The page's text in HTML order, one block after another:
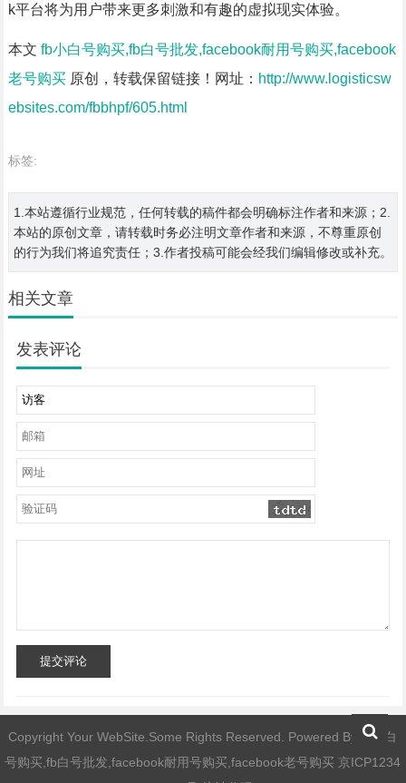
k平台将为用户带来更多刺激和有趣的虚拟现实体验。
本文 fb小白号购买,fb白号批发,facebook耐用号购买,facebook
老号购买原创，转载保留链接！网址： http://www.logisticsw
ebsites.com/fbbhpf/605.html
标签:
1.本站遵循行业规范，任何转载的稿件都会明确标注作者和来源；2.
本站的原创文章，请转载时务必注明文章作者和来源，不尊重原创
的行为我们将追究责任；3.作者投稿可能会经我们编辑修改或补充。
相关文章
发表评论
提交评论
Copyright Your WebSite.Some Rights Reserved. Powered By fb小白
号购买,fb白号批发,facebook耐用号购买,facebook老号购买 京ICP1234